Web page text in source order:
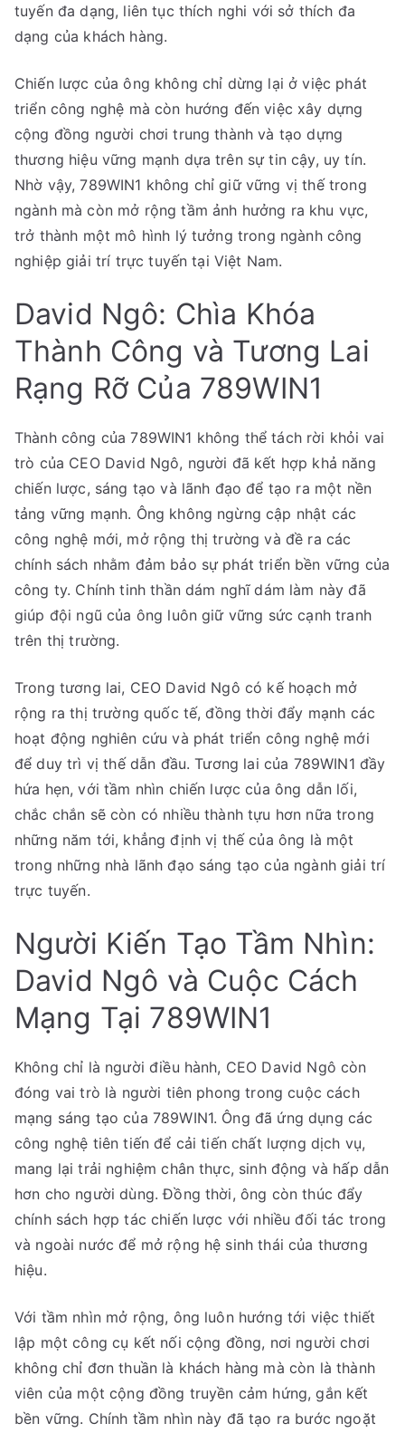
tuyến đa dạng, liên tục thích nghi với sở thích đa
dạng của khách hàng.
Chiến lược của ông không chỉ dừng lại ở việc phát
triển công nghệ mà còn hướng đến việc xây dựng
cộng đồng người chơi trung thành và tạo dựng
thương hiệu vững mạnh dựa trên sự tin cậy, uy tín.
Nhờ vậy, 789WIN1 không chỉ giữ vững vị thế trong
ngành mà còn mở rộng tầm ảnh hưởng ra khu vực,
trở thành một mô hình lý tưởng trong ngành công
nghiệp giải trí trực tuyến tại Việt Nam.
David Ngô: Chìa Khóa
Thành Công và Tương Lai
Rạng Rỡ Của 789WIN1
Thành công của 789WIN1 không thể tách rời khỏi vai
trò của CEO David Ngô, người đã kết hợp khả năng
chiến lược, sáng tạo và lãnh đạo để tạo ra một nền
tảng vững mạnh. Ông không ngừng cập nhật các
công nghệ mới, mở rộng thị trường và đề ra các
chính sách nhằm đảm bảo sự phát triển bền vững của
công ty. Chính tinh thần dám nghĩ dám làm này đã
giúp đội ngũ của ông luôn giữ vững sức cạnh tranh
trên thị trường.
Trong tương lai, CEO David Ngô có kế hoạch mở
rộng ra thị trường quốc tế, đồng thời đẩy mạnh các
hoạt động nghiên cứu và phát triển công nghệ mới
để duy trì vị thế dẫn đầu. Tương lai của 789WIN1 đầy
hứa hẹn, với tầm nhìn chiến lược của ông dẫn lối,
chắc chắn sẽ còn có nhiều thành tựu hơn nữa trong
những năm tới, khẳng định vị thế của ông là một
trong những nhà lãnh đạo sáng tạo của ngành giải trí
trực tuyến.
Người Kiến Tạo Tầm Nhìn:
David Ngô và Cuộc Cách
Mạng Tại 789WIN1
Không chỉ là người điều hành, CEO David Ngô còn
đóng vai trò là người tiên phong trong cuộc cách
mạng sáng tạo của 789WIN1. Ông đã ứng dụng các
công nghệ tiên tiến để cải tiến chất lượng dịch vụ,
mang lại trải nghiệm chân thực, sinh động và hấp dẫn
hơn cho người dùng. Đồng thời, ông còn thúc đẩy
chính sách hợp tác chiến lược với nhiều đối tác trong
và ngoài nước để mở rộng hệ sinh thái của thương
hiệu.
Với tầm nhìn mở rộng, ông luôn hướng tới việc thiết
lập một công cụ kết nối cộng đồng, nơi người chơi
không chỉ đơn thuần là khách hàng mà còn là thành
viên của một cộng đồng truyền cảm hứng, gắn kết
bền vững. Chính tầm nhìn này đã tạo ra bước ngoặt